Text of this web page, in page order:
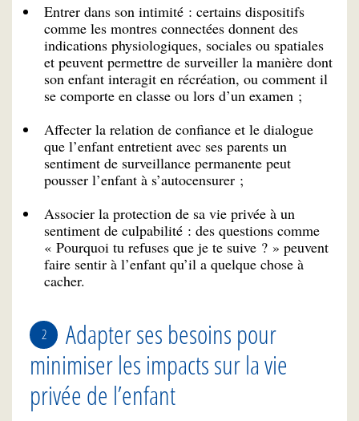
Entrer dans son intimité : certains dispositifs
comme les montres connectées donnent des
indications physiologiques, sociales ou spatiales
et peuvent permettre de surveiller la manière dont
son enfant interagit en récréation, ou comment il
se comporte en classe ou lors d’un examen ;
Affecter la relation de confiance et le dialogue
que l’enfant entretient avec ses parents un
sentiment de surveillance permanente peut
pousser l’enfant à s’autocensurer ;
Associer la protection de sa vie privée à un
sentiment de culpabilité : des questions comme
« Pourquoi tu refuses que je te suive ? » peuvent
faire sentir à l’enfant qu’il a quelque chose à
cacher.
Adapter ses besoins pour
minimiser les impacts sur la vie
privée de l’enfant